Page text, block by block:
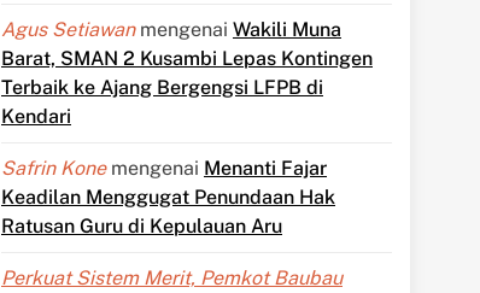
Agus Setiawanmengenai Wakili Muna
Barat, SMAN 2 Kusambi Lepas Kontingen
Terbaik ke Ajang Bergengsi LFPB di
Kendari
Safrin Konemengenai Menanti Fajar
Keadilan Menggugat Penundaan Hak
Ratusan Guru di Kepulauan Aru
Perkuat Sistem Merit, Pemkot Baubau